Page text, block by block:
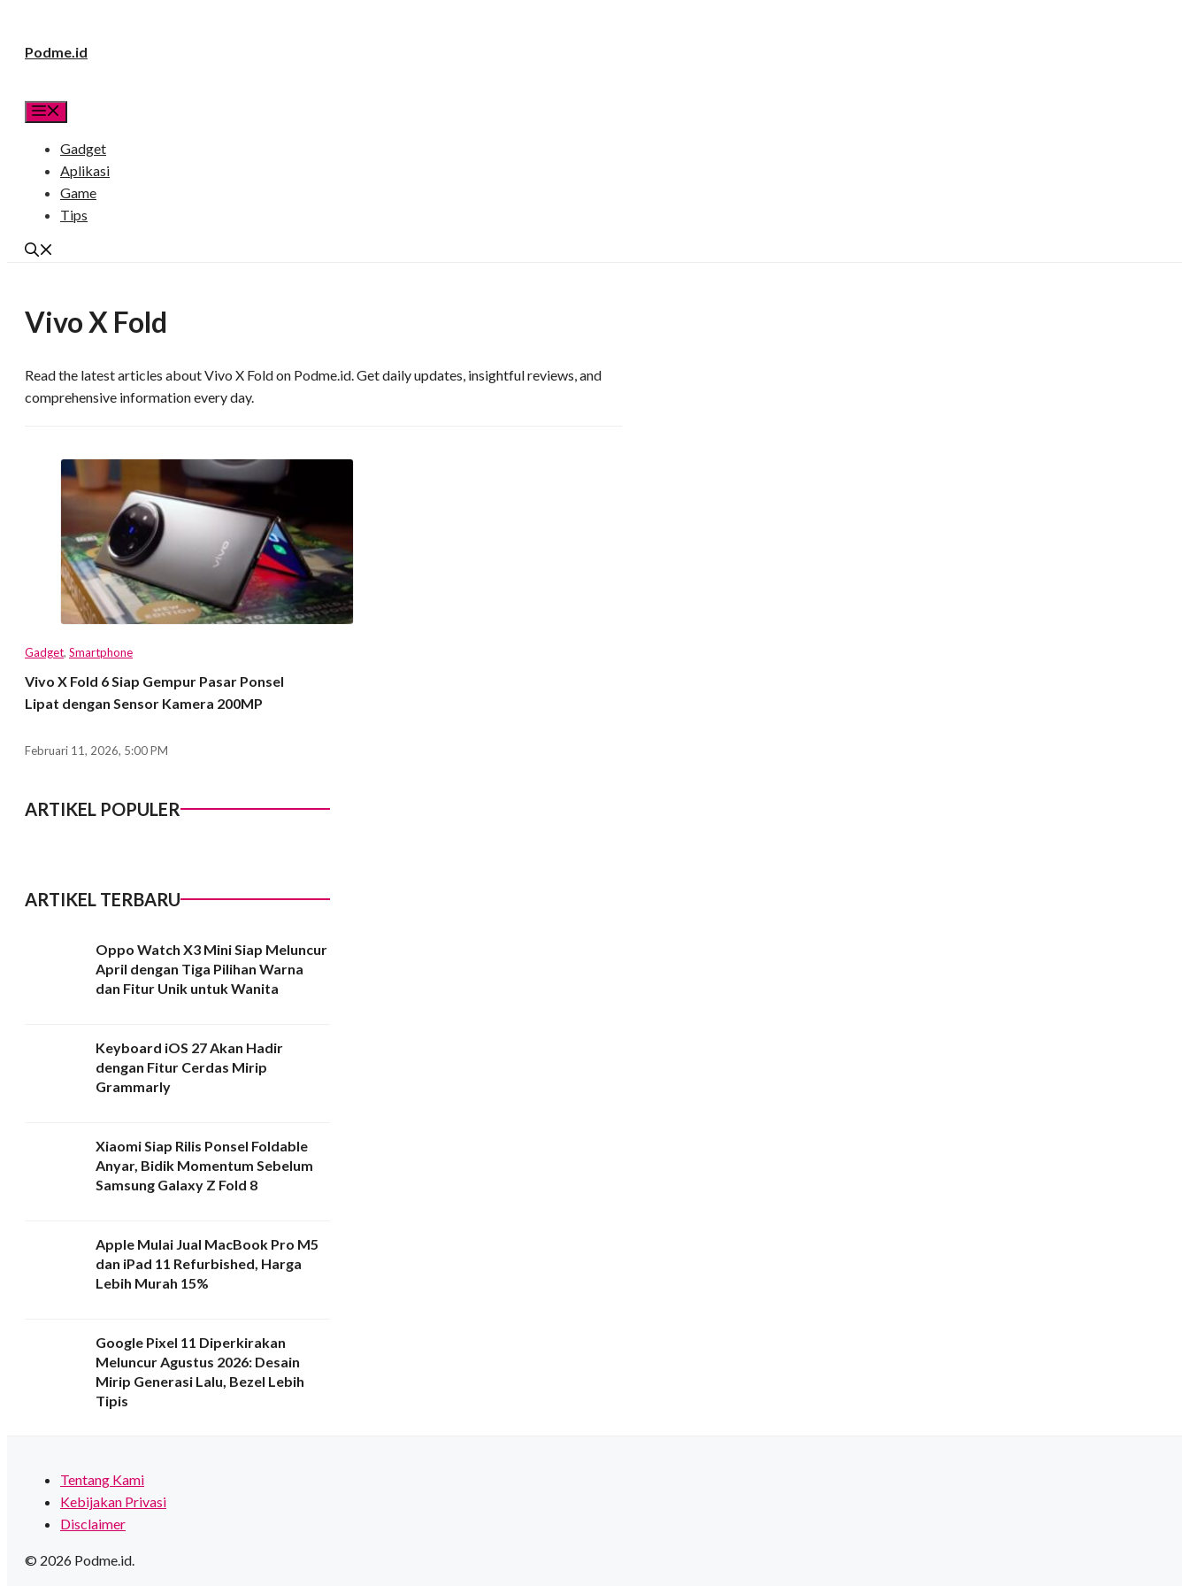
Podme.id
Gadget
Aplikasi
Game
Tips
Vivo X Fold
Read the latest articles about Vivo X Fold on Podme.id. Get daily updates, insightful reviews, and
comprehensive information every day.
Gadget, Smartphone
Vivo X Fold 6 Siap Gempur Pasar Ponsel
Lipat dengan Sensor Kamera 200MP
Februari 11, 2026, 5:00 PM
ARTIKEL POPULER
ARTIKEL TERBARU
Oppo Watch X3 Mini Siap Meluncur
April dengan Tiga Pilihan Warna
dan Fitur Unik untuk Wanita
Keyboard iOS 27 Akan Hadir
dengan Fitur Cerdas Mirip
Grammarly
Xiaomi Siap Rilis Ponsel Foldable
Anyar, Bidik Momentum Sebelum
Samsung Galaxy Z Fold 8
Apple Mulai Jual MacBook Pro M5
dan iPad 11 Refurbished, Harga
Lebih Murah 15%
Google Pixel 11 Diperkirakan
Meluncur Agustus 2026: Desain
Mirip Generasi Lalu, Bezel Lebih
Tipis
Tentang Kami
Kebijakan Privasi
Disclaimer
© 2026 Podme.id.